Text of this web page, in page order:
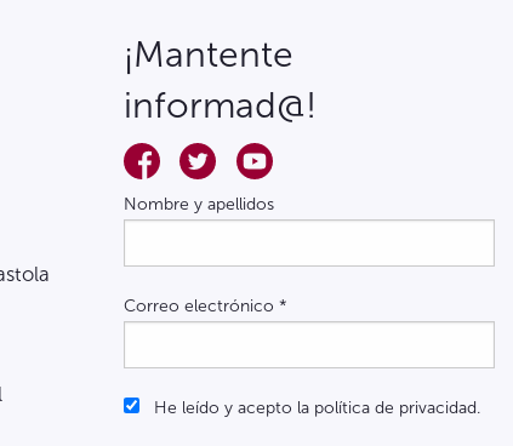
¡Mantente
informad@!
Nombre y apellidos
Correo electrónico *
He leído y acepto la política de privacidad.